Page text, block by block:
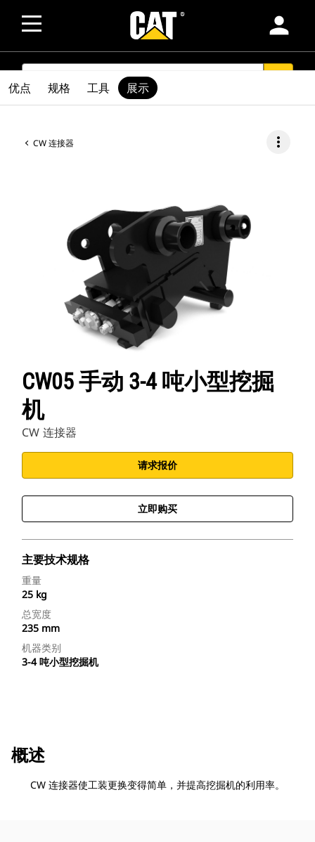
person
SEARCH
CW 连接器 more_vert
CW05 手动 3-4 吨小型挖掘
机
CW 连接器
请求报价
立即购买
主要技术规格
重量
25 kg
总宽度
235 mm
机器类别
3-4 吨小型挖掘机
优点 规格 工具 展示
概述
CW 连接器使工装更换变得简单，并提高挖掘机的利用率。